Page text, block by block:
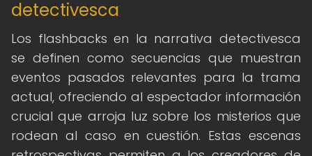
detectivesca
Los flashbacks en la narrativa detectivesca
se definen como secuencias que muestran
eventos pasados relevantes para la trama
actual, ofreciendo al espectador información
crucial que arroja luz sobre los misterios que
rodean al caso en cuestión. Estas escenas